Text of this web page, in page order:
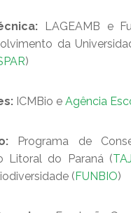
LAGEAMB e
da
)
ICMBio eAgência
Programa de
Litoral do Paraná (TAJ
( FUNBIO)